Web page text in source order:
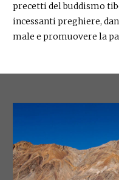
precetti del buddismo
incessanti preghiere,
male e promuovere la